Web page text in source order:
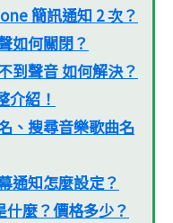
簡訊通知 2 次？
如何關閉？
到聲音 如何解決？
介紹！
、搜尋音樂歌曲名
通知怎麼設定？
麼？價格多少？